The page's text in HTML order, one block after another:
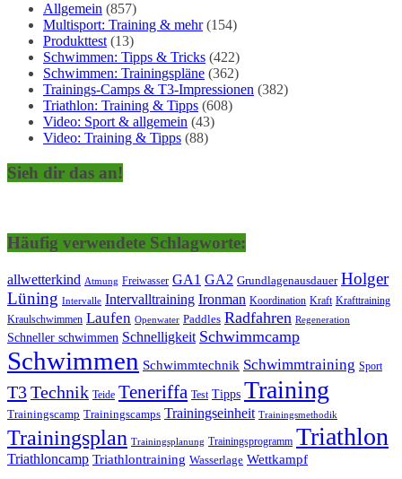
Allgemein (857)
Multisport: Training & mehr(154)
Produkttest(13)
Schwimmen: Tipps & Tricks (422)
Schwimmen: Trainingspläne (362)
Trainings-Camps & T3-Impressionen (382)
Triathlon: Training & Tipps (608)
Video: Sport & allgemein (43)
Video: Training & Tipps (88)
Sieh dir das an!
Häufig verwendete Schlagworte:
allwetterkind Atmung Freiwasser GA1 GA2 Grundlagenausdauer Holger
Lüning Intervalle Intervalltraining Ironman Koordination Kraft Krafttraining
Kraulschwimmen Laufen Openwater Paddles Radfahren Regeneration
Schneller schwimmen Schnelligkeit Schwimmcamp
Schwimmen Schwimmtechnik Schwimmtraining Sport
T3Technik Teide Teneriffa Test Tipps Training
Trainingscamp Trainingscamps Trainingseinheit Trainingsmethodik
Trainingsplan Trainingsplanung Trainingsprogramm Triathlon
Triathloncamp Triathlontraining Wasserlage Wettkampf